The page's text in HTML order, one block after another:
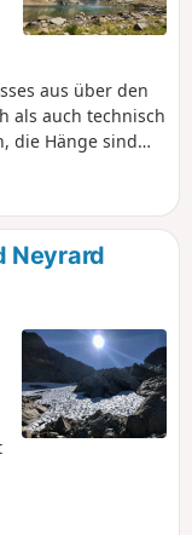
aus über den
als auch technisch
die Hänge sind
sein.
Neyrard